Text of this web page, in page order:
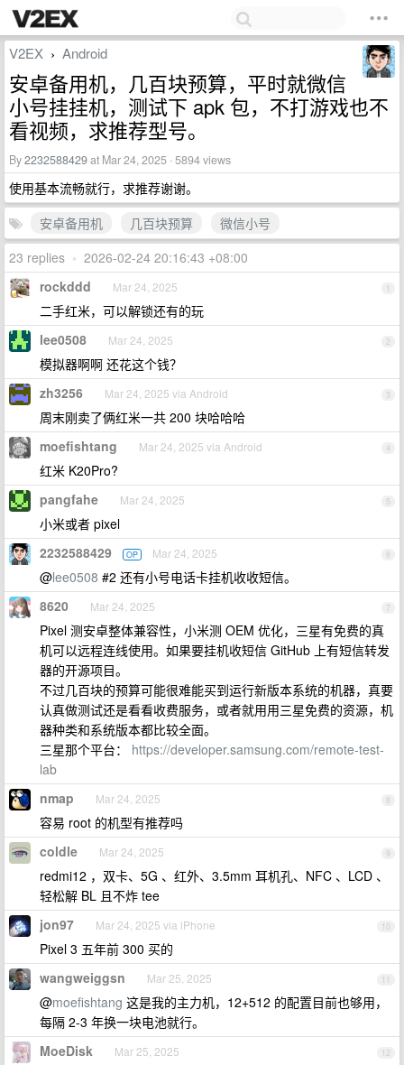
V2EX › Android
安卓备用机，几百块预算，平时就微信
小号挂挂机，测试下 apk 包，不打游戏也不
看视频，求推荐型号。
By2232588429at Mar 24, 2025 · 5894 views
使用基本流畅就行，求推荐谢谢。
安卓备用机
几百块预算
微信小号
23 replies • 2026-02-24 20:16:43 +08:00
1
rockddd Mar 24, 2025
二手红米，可以解锁还有的玩
2
lee0508 Mar 24, 2025
模拟器啊啊 还花这个钱？
3
zh3256 Mar 24, 2025 via Android
周末刚卖了俩红米一共 200 块哈哈哈
4
moefishtang Mar 24, 2025 via Android
红米 K20Pro?
5
pangfahe Mar 24, 2025
小米或者 pixel
6
2232588429 OP Mar 24, 2025
@lee0508 #2 还有小号电话卡挂机收收短信。
7
8620 Mar 24, 2025
Pixel 测安卓整体兼容性，小米测 OEM 优化，三星有免费的真
机可以远程连线使用。如果要挂机收短信 GitHub 上有短信转发
器的开源项目。
不过几百块的预算可能很难能买到运行新版本系统的机器，真要
认真做测试还是看看收费服务，或者就用用三星免费的资源，机
器种类和系统版本都比较全面。
三星那个平台： https://developer.samsung.com/remote-test-
lab
8
nmap Mar 24, 2025
容易 root 的机型有推荐吗
9
coldle Mar 24, 2025
redmi12 ，双卡、5G 、红外、3.5mm 耳机孔、NFC 、LCD 、
轻松解 BL 且不炸 tee
10
jon97 Mar 24, 2025 via iPhone
Pixel 3 五年前 300 买的
11
wangweiggsn Mar 25, 2025
@moefishtang 这是我的主力机，12+512 的配置目前也够用，
每隔 2-3 年换一块电池就行。
12
MoeDisk Mar 25, 2025